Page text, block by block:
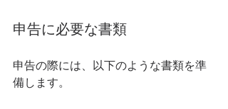
申告に必要な書類
申告の際には、以下のような書類を準
備します。